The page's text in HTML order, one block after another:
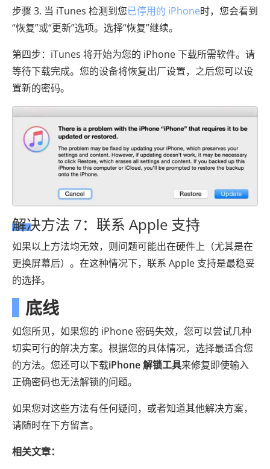
步骤 3. 当 iTunes 检测到您已停用的 iPhone时，您会看到
“恢复”或“更新”选项。选择“恢复”继续。
第四步：iTunes 将开始为您的 iPhone 下载所需软件。请
等待下载完成。您的设备将恢复出厂设置，之后您可以设
置新的密码。
解决方法 7：联系 Apple 支持
如果以上方法均无效，则问题可能出在硬件上（尤其是在
更换屏幕后）。在这种情况下，联系 Apple 支持是最稳妥
的选择。
底线
如您所见，如果您的 iPhone 密码失效，您可以尝试几种
切实可行的解决方案。根据您的具体情况，选择最适合您
的方法。您还可以下载iPhone 解锁工具来修复即使输入
正确密码也无法解锁的问题。
如果您对这些方法有任何疑问，或者知道其他解决方案，
请随时在下方留言。
相关文章：